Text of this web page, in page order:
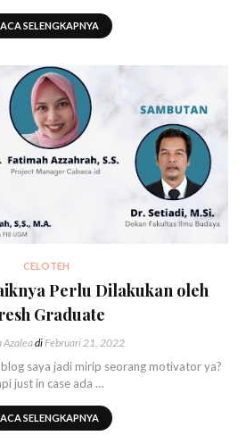
SELENGKAPNYA
CELOTEH
Perlu Dilakukan oleh
Graduate
AzaleadiFebruari 21, 2022
saya jadi mirip seorang motivator ya?
just in case ada …
SELENGKAPNYA